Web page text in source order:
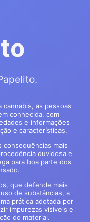
cannabis, as pessoas
conhecida, com
e informações
e características.
consequências mais
duvidosa e
para boa parte dos
que defende mais
de substâncias, a
prática adotada por
impurezas visíveis e
do material.